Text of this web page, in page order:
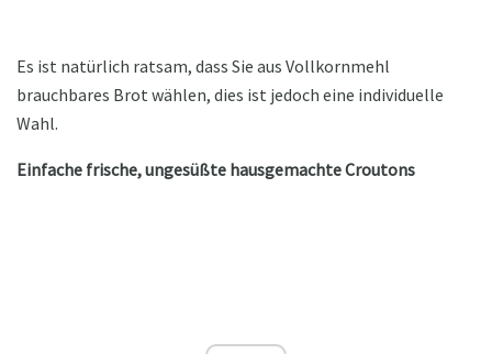
Es ist natürlich ratsam, dass Sie aus Vollkornmehl
brauchbares Brot wählen, dies ist jedoch eine individuelle
Wahl.
Einfache frische, ungesüßte hausgemachte Croutons